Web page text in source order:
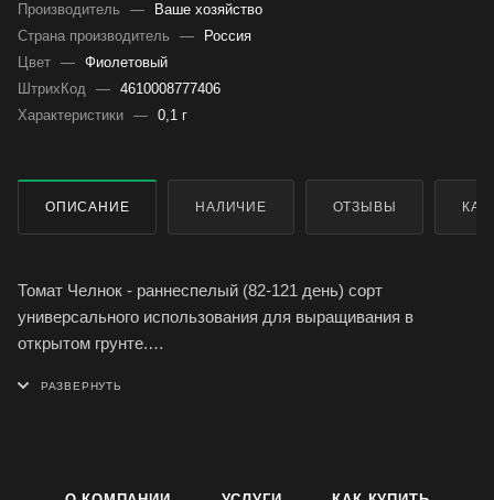
Производитель
—
Ваше хозяйство
Страна производитель
—
Россия
Цвет — Фиолетовый
ШтрихКод — 4610008777406
Характеристики — 0,1 г
ОПИСАНИЕ НАЛИЧИЕ ОТЗЫВЫ
Томат Челнок - раннеспелый (82-121 день) сорт
универсального использования для выращивания в
открытом грунте.
пасынкования и подвязки. Плод удлиненно-овальный,